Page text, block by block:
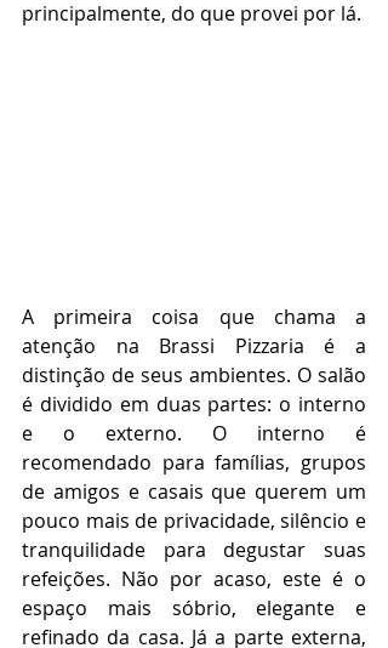
A primeira coisa que chama a
atenção na Brassi Pizzaria é a
distinção de seus ambientes. O salão
é dividido em duas partes: o interno
e o externo. O interno é
recomendado para famílias, grupos
de amigos e casais que querem um
pouco mais de privacidade, silêncio e
tranquilidade para degustar suas
refeições. Não por acaso, este é o
espaço mais sóbrio, elegante e
refinado da casa. Já a parte externa,